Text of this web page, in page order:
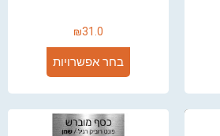
₪31.0
בחר אפשרויות